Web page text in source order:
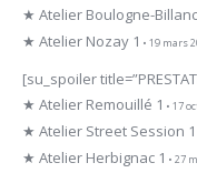
★ Atelier Boulogne-
★ Atelier Nozay 1 • 19 mars
[su_spoiler
★ Atelier Remouillé 1 • 17
★ Atelier Street Session 1
★ Atelier Herbignac 1 • 27